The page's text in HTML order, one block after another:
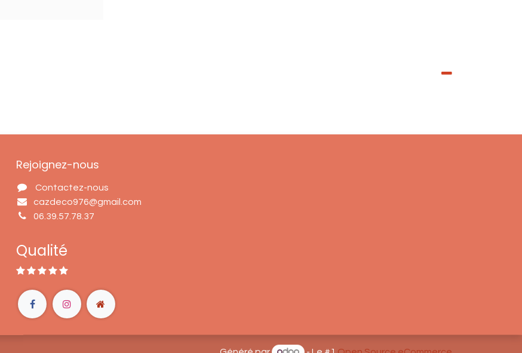
Rejoignez-nous
Contactez-nous
cazdeco976@gmail.com
06.39.57.78.37
Qualité